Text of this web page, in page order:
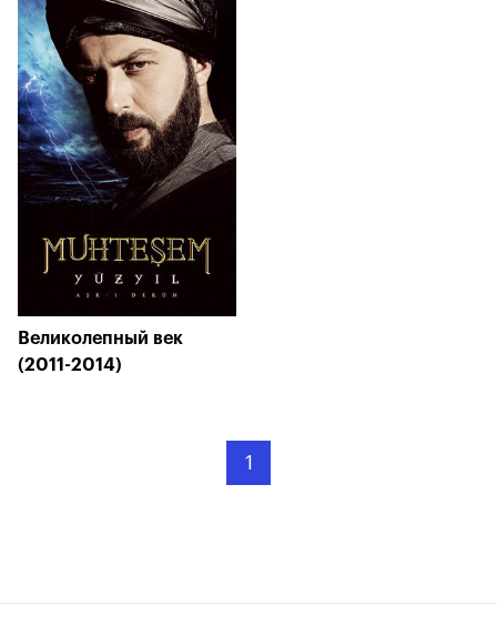
Великолепный век
(2011-2014)
1